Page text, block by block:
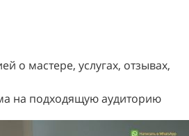
о мастере, услугах, отзывах,
на подходящую аудиторию